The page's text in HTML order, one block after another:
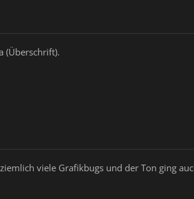
(Überschrift).
viele Grafikbugs und der Ton ging